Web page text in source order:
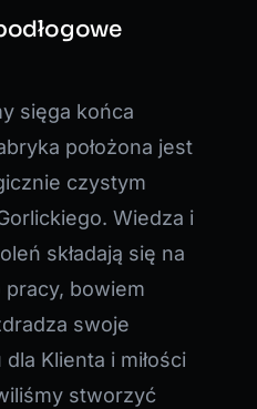
sięga końca
położona jest
czystym
Wiedza i
składają się na
bowiem
swoje
Klienta i miłości
stworzyć